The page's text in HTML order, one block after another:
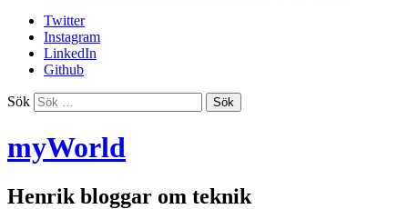
Twitter
Instagram
LinkedIn
Github
Sök
myWorld
Henrik bloggar om teknik